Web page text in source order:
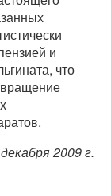
и
что
2009 г.